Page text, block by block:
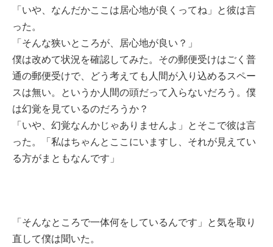
「いや、なんだかここは居心地が良くってね」と彼は言
った。
「そんな狭いところが、居心地が良い？」
僕は改めて状況を確認してみた。その郵便受けはごく普
通の郵便受けで、どう考えても人間が入り込めるスペー
スは無い。というか人間の頭だって入らないだろう。僕
は幻覚を見ているのだろうか？
「いや、幻覚なんかじゃありませんよ」とそこで彼は言
った。「私はちゃんとここにいますし、それが見えてい
る方がまともなんです」
「そんなところで一体何をしているんです」と気を取り
直して僕は聞いた。